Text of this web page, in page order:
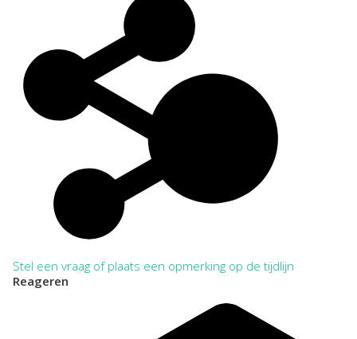
Stel een vraag of plaats een opmerking op de tijdlijn
Reageren